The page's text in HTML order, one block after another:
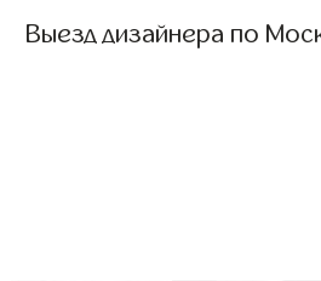
Выезд дизайнера по